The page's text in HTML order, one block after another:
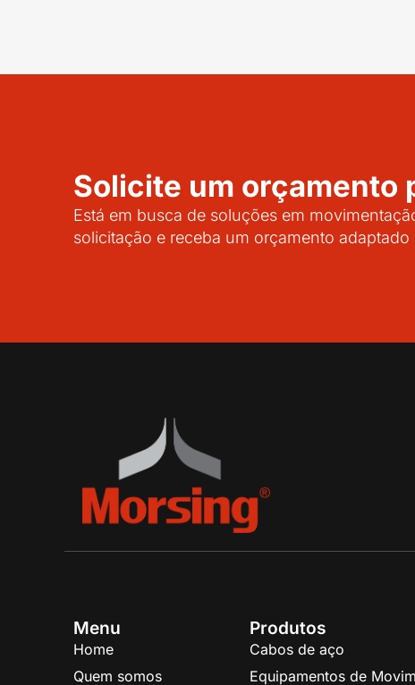
Solicite um orçamento
Está em busca de soluções em
solicitação e receba um orçamento
Menu
Home
Quem somos
Produtos
Cabos de aço
Equipamentos de